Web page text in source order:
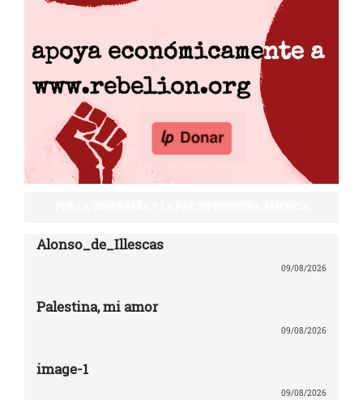
Alonso_de_Illescas
09/08/2026
Palestina, mi amor
09/08/2026
image-1
09/08/2026